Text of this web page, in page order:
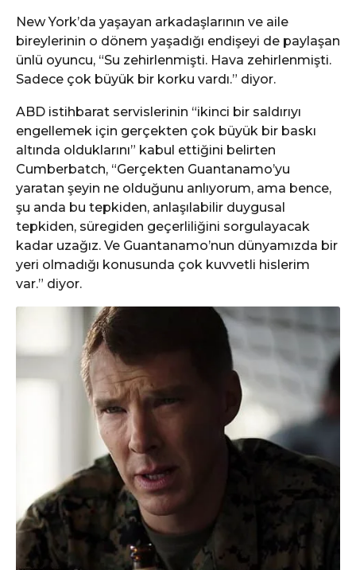
New York’da yaşayan arkadaşlarının ve aile
bireylerinin o dönem yaşadığı endişeyi de paylaşan
ünlü oyuncu, “Su zehirlenmişti. Hava zehirlenmişti.
Sadece çok büyük bir korku vardı.” diyor.
ABD istihbarat servislerinin “ikinci bir saldırıyı
engellemek için gerçekten çok büyük bir baskı
altında olduklarını” kabul ettiğini belirten
Cumberbatch, “Gerçekten Guantanamo’yu
yaratan şeyin ne olduğunu anlıyorum, ama bence,
şu anda bu tepkiden, anlaşılabilir duygusal
tepkiden, süregiden geçerliliğini sorgulayacak
kadar uzağız. Ve Guantanamo’nun dünyamızda bir
yeri olmadığı konusunda çok kuvvetli hislerim
var.” diyor.